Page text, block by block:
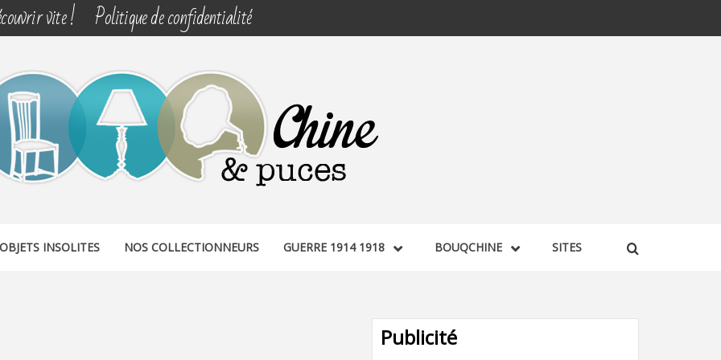
vite ! Politique de confidentialité
PUCES
OBJETS INSOLITES NOS COLLECTIONNEURS GUERRE 1914 1918 BOUQCHINE SITES
Publicité